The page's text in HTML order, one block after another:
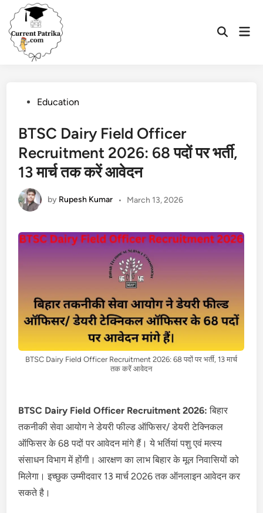
content
Open
PostedEducation
BTSC Dairy Field Officer
Recruitment 2026: 68 पदों पर भर्ती,
13 मार्च तक करें आवेदन
by Rupesh Kumar • March 13, 2026
BTSC Dairy Field Officer Recruitment 2026: 68 पदों पर भर्ती, 13 मार्च
तक करें आवेदन
BTSC Dairy Field Officer Recruitment 2026:बिहार
तकनीकी सेवा आयोग ने डेयरी फील्ड ऑफिसर/ डेयरी टेक्निकल
ऑफिसर के 68 पदों पर आवेदन मांगे हैं। ये भर्तियां पशु एवं मत्स्य
संसाधन विभाग में होंगी। आरक्षण का लाभ बिहार के मूल निवासियों को
मिलेगा। इच्छुक उम्मीदवार 13 मार्च 2026 तक ऑनलाइन आवेदन कर
सकते है।